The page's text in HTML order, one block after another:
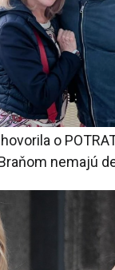
o
nemajú